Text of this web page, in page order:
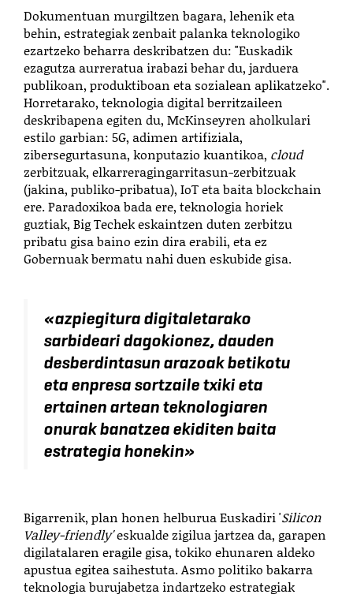
Dokumentuan murgiltzen bagara, lehenik eta
behin, estrategiak zenbait palanka teknologiko
ezartzeko beharra deskribatzen du: "Euskadik
ezagutza aurreratua irabazi behar du, jarduera
publikoan, produktiboan eta sozialean aplikatzeko".
Horretarako, teknologia digital berritzaileen
deskribapena egiten du, McKinseyren aholkulari
estilo garbian: 5G, adimen artifiziala,
zibersegurtasuna, konputazio kuantikoa, cloud
zerbitzuak, elkarreragingarritasun-zerbitzuak
(jakina, publiko-pribatua), IoT eta baita blockchain
ere. Paradoxikoa bada ere, teknologia horiek
guztiak, Big Techek eskaintzen duten zerbitzu
pribatu gisa baino ezin dira erabili, eta ez
Gobernuak bermatu nahi duen eskubide gisa.
«azpiegitura digitaletarako
sarbideari dagokionez, dauden
desberdintasun arazoak betikotu
eta enpresa sortzaile txiki eta
ertainen artean teknologiaren
onurak banatzea ekiditen baita
estrategia honekin»
Bigarrenik, plan honen helburua Euskadiri 'Silicon
Valley-friendly'eskualde zigilua jartzea da, garapen
digilatalaren eragile gisa, tokiko ehunaren aldeko
apustua egitea saihestuta. Asmo politiko bakarra
teknologia burujabetza indartzeko estrategiak